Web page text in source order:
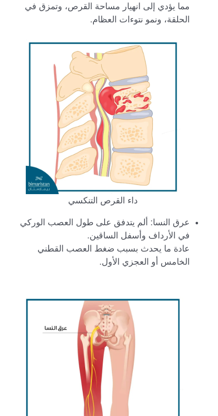
مما يؤدي إلى انهيار مساحة القرص، وتمزق في
الحلقة، ونمو نتوءات العظام.
داء القرص التنكسي
عرق النسا: ألم يتدفق على طول العصب الوركي
في الأرداف وأسفل الساقين.
عادة ما يحدث بسبب ضغط العصب القطني
الخامس أو العجزي الأول.